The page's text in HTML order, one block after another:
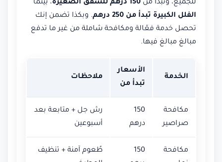
للجميع، ونبدأ من 150 درهم للشقق الصغيرة
، بينما
الفلل الكبيرة تبدأ من 250 درهم
. وبكذا تضمن إنك
تحصل خدمة فعّالة ومكافحة شاملة من غير ما تدفع
مبالغ مبالغ فيها.
الخدمة
الأسعار
تبدأ من
ملاحظات
مكافحة
صراصير
150
درهم
رش جل + متابعة بعد
أسبوعين
مكافحة
150
طُعوم آمنة + تنظيف